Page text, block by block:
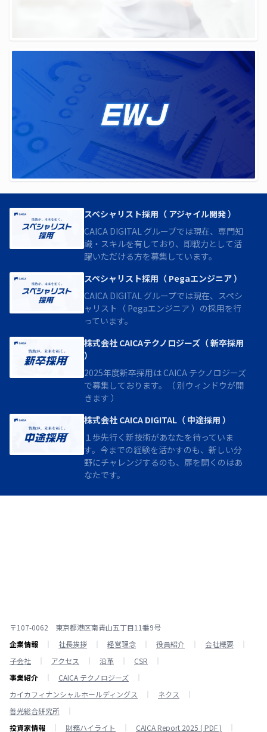
スペシャリスト採用（ アジャイル開発 ）
CAICA DIGITAL グループでは現在、専門知
識・スキルを有しており、即戦力として活
躍いただける方を募集しています。
スペシャリスト採用（ Pegaエンジニア ）
CAICA DIGITAL グループでは現在、スペシ
ャリスト（ Pegaエンジニア ）の採用を行
っています。
株式会社 CAICAテクノロジーズ（ 新卒採用
）
2025年度新卒採用は CAICA テクノロジーズ
で募集しております。（ 別ウィンドウが開
きます ）
株式会社 CAICA DIGITAL（ 中途採用 ）
１歩先行く新技術があなたを待っていま
す。今までの経験を活かすのも、新しい分
野にチャレンジするのも、扉を開くのはあ
なたです。
〒107-0062 東京都港区南青山五丁目11番9号
企業情報
社長挨拶 経営理念 役員紹介
会社概要
子会社
アクセス 沿革
CSR
事業紹介
CAICA テクノロジーズ
カイカフィナンシャルホールディングス
ネクス
善光総合研究所
投資家情報
財務ハイライト CAICA Report 2025 ( PDF )